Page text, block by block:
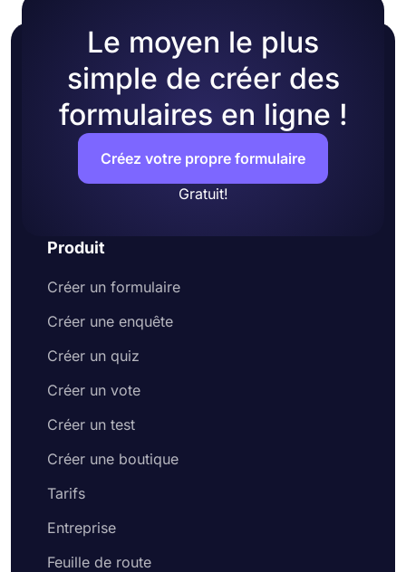
Le moyen le plus
simple de créer des
formulaires en ligne !
Créez votre propre formulaire
Gratuit!
Produit
Créer un formulaire
Créer une enquête
Créer un quiz
Créer un vote
Créer un test
Créer une boutique
Tarifs
Entreprise
Feuille de route